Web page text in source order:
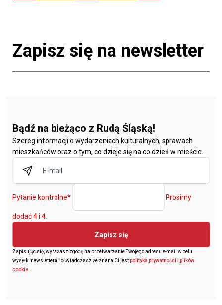
Zapisz się na newsletter
Bądź na bieżąco z Rudą Śląską!
Szereg informacji o wydarzeniach kulturalnych, sprawach
mieszkańców oraz o tym, co dzieje się na co dzień w mieście.
Pytanie kontrolne* Prosimy
dodać 4 i 4.
Zapisz się
Zapisując się, wyrażasz zgodę na przetwarzanie Twojego adresu e-mail w celu
wysyłki newslettera i oświadczasz że znana Ci jestpolityka prywatności i plików
cookie